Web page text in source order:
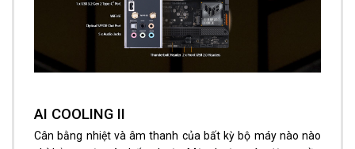
AI COOLING II
Cân bằng nhiệt và âm thanh của bất kỳ bộ máy nào nào